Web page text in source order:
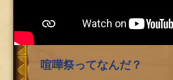
喧嘩祭ってなんだ？